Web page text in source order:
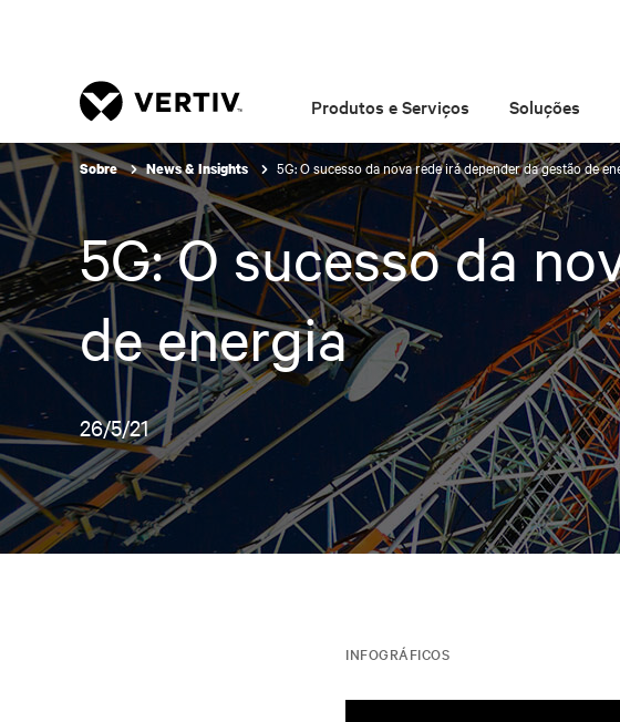
Produtos e Serviços Soluções
Sobre News & Insights 5G: O sucesso da nova rede irá depender da gestão de
5G: O sucesso da
de energia
26/5/21
INFOGRÁFICOS